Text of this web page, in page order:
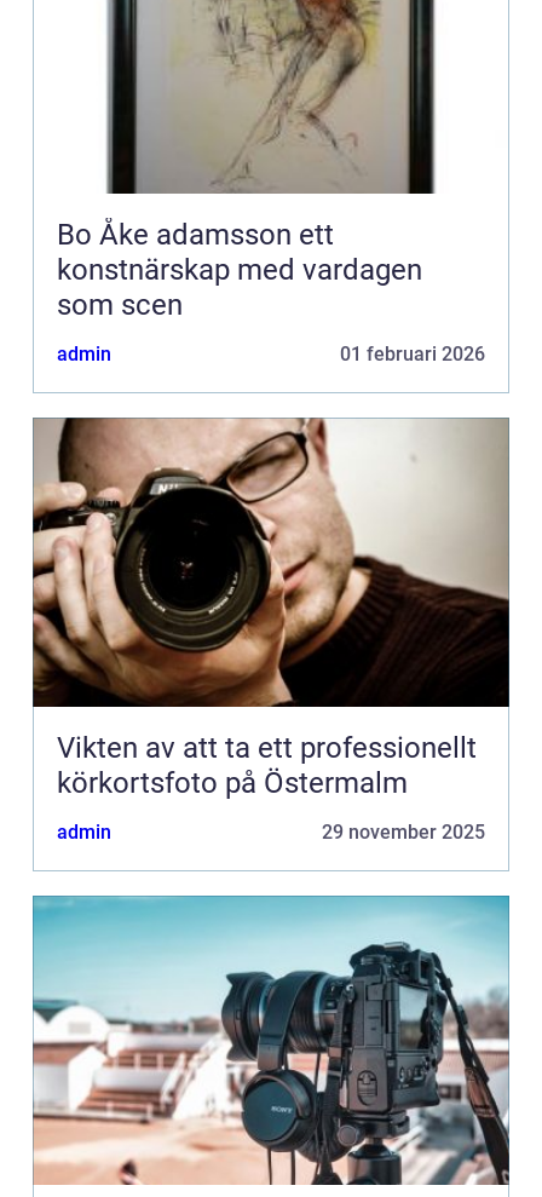
Bo Åke adamsson ett
konstnärskap med vardagen
som scen
admin 01 februari 2026
Vikten av att ta ett professionellt
körkortsfoto på Östermalm
admin 29 november 2025